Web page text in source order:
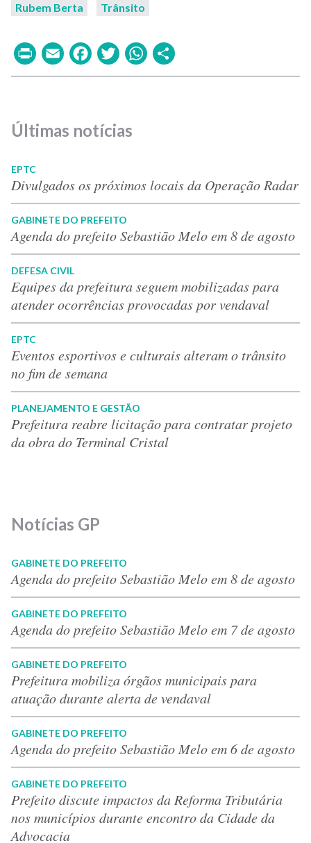
Rubem Berta
Trânsito
PrintEmailFacebook
TwitterWhatsApp
Últimas notícias
EPTC
Divulgados os próximos locais da Operação Radar
GABINETE DO PREFEITO
Agenda do prefeito Sebastião Melo em 8 de agosto
DEFESA CIVIL
Equipes da prefeitura seguem mobilizadas para
atender ocorrências provocadas por vendaval
EPTC
Eventos esportivos e culturais alteram o trânsito
no fim de semana
PLANEJAMENTO E GESTÃO
Prefeitura reabre licitação para contratar projeto
da obra do Terminal Cristal
Notícias GP
GABINETE DO PREFEITO
Agenda do prefeito Sebastião Melo em 8 de agosto
GABINETE DO PREFEITO
Agenda do prefeito Sebastião Melo em 7 de agosto
GABINETE DO PREFEITO
Prefeitura mobiliza órgãos municipais para
atuação durante alerta de vendaval
GABINETE DO PREFEITO
Agenda do prefeito Sebastião Melo em 6 de agosto
GABINETE DO PREFEITO
Prefeito discute impactos da Reforma Tributária
nos municípios durante encontro da Cidade da
Advocacia